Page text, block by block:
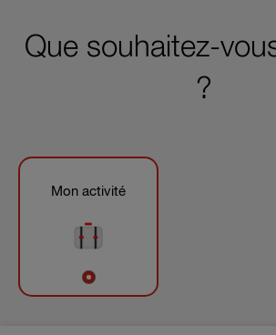
Que souhaitez-
?
Mon activité